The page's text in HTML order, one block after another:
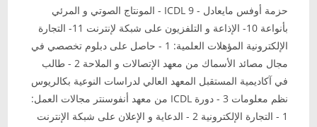
حزمة أوفس مايعادل - ICDL 9 - المونتاج الصوتي و المرئي
بأنواعة 10- الإذاعة و التلفزيون على شبكة لإنترنت 11- التجارة
الإلكترونية المؤهلات العلمية: 1 - حاصل على دبلوم تخصصي في
مجال مصائد الأسماك من معهد الإتصالات و الملاحة 2 - طالب
في آكاديمية المستقبل المعهد العالي لدراسات النوعية بكالريوس
نظم معلومات 3 - دورة ICDL من معهد أنفوسنتر مجالات العمل:
1 - التجارة الإلكترونية 2 - الدعاية و الإعلان على شبكة الإنترنت